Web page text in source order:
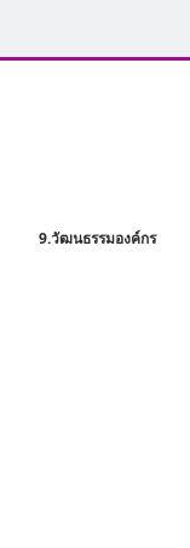
9.วัฒนธรรมองค์กร